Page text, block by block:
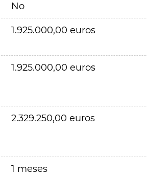
No
1.925.000,00 euros
1.925.000,00 euros
2.329.250,00 euros
1 meses